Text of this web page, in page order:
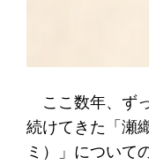
ここ数年、ず
続けてきた「瀬
ミ）」について